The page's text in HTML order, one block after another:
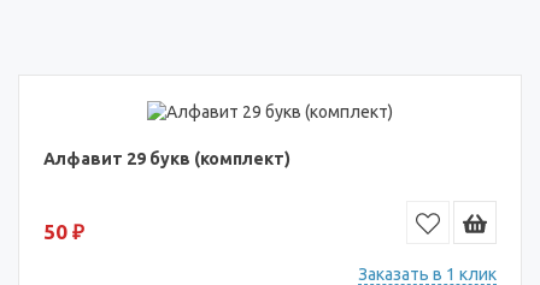
Алфавит 29 букв (комплект)
50 ₽
Заказать в 1 клик